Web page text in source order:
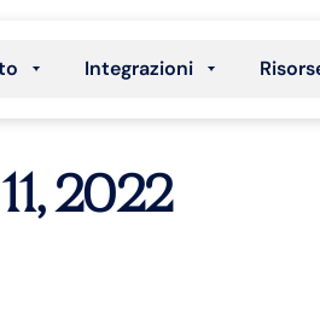
Integrazioni
2022